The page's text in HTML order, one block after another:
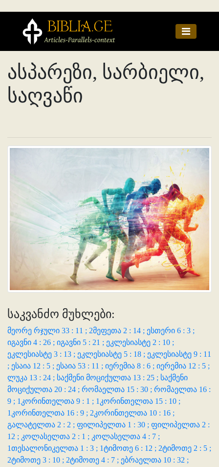
ასპარეზი, სარბიელი,
საღვაწი
საკვანძო მუხლები:
მეორე რჯული 33 : 11 ; 2მეფეთა 2 : 14 ; ესთერი 6 : 3 ;
იგავნი 4 : 26 ; იგავნი 5 : 21 ; ეკლესიასტე 2 : 10 ;
ეკლესიასტე 3 : 13 ; ეკლესიასტე 5 : 18 ; ეკლესიასტე 9 : 11
; ესაია 12 : 5 ; ესაია 53 : 11 ; იერემია 8 : 6 ; იერემია 12 : 5 ;
ლუკა 13 : 24 ; საქმენი მოციქულთა 13 : 25 ; საქმენი
მოციქულთა 20 : 24 ; რომაელთა 15 : 30 ; რომაელთა 16 :
9 ; 1კორინთელთა 9 : 1 ; 1კორინთელთა 15 : 10 ;
1კორინთელთა 16 : 9 ; 2კორინთელთა 10 : 16 ;
გალატელთა 2 : 2 ; ფილიპელთა 1 : 30 ; ფილიპელთა 2 :
12 ; კოლასელთა 2 : 1 ; კოლასელთა 4 : 7 ;
1თესალონიკელთა 1 : 3 ; 1ტიმოთე 6 : 12 ; 2ტიმოთე 2 : 5 ;
2ტიმოთე 3 : 10 ; 2ტიმოთე 4 : 7 ; ებრაელთა 10 : 32 ;